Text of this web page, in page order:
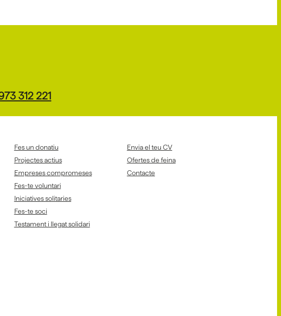
312 221
Fes un donatiu
Projectes actius
Empreses compromeses
Fes-te voluntari
Iniciatives solitaries
Fes-te soci
Testament i llegat solidari
Envia el teu CV
Ofertes de feina
Contacte